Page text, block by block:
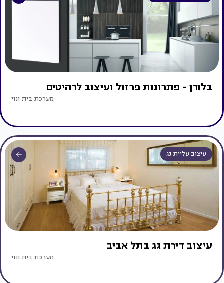
בלורן - פתרונות פרזול ועיצוב לרהיטים
מערכת בית ונוי
עיצוב עליית גג
עיצוב דירת גג בתל אביב
מערכת בית ונוי